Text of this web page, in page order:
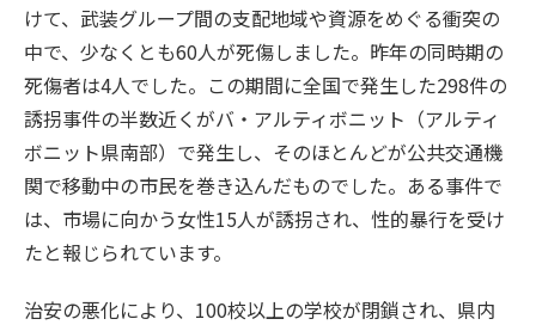
けて、武装グループ間の支配地域や資源をめぐる衝突の
中で、少なくとも60人が死傷しました。昨年の同時期の
死傷者は4人でした。この期間に全国で発生した298件の
誘拐事件の半数近くがバ・アルティボニット（アルティ
ボニット県南部）で発生し、そのほとんどが公共交通機
関で移動中の市民を巻き込んだものでした。ある事件で
は、市場に向かう女性15人が誘拐され、性的暴行を受け
たと報じられています。
治安の悪化により、100校以上の学校が閉鎖され、県内